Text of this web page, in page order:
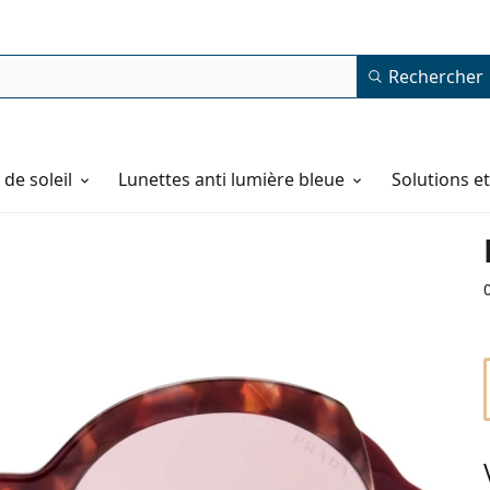
Rechercher
soleil Lunettes anti lumière bleue Solutions